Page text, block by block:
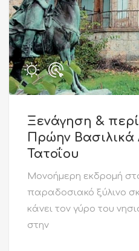
Ξενάγηση &
Πρώην Βασιλικά
Τατοΐου
Mονοήμερη εκδρομή
παραδοσιακό ξύλινο
κάνει τον γύρο του
στην